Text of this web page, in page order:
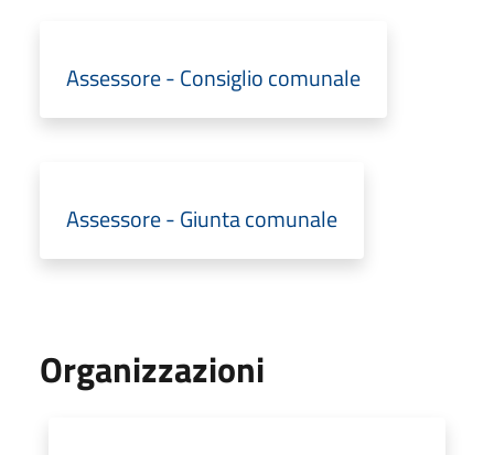
Assessore - Consiglio comunale
Assessore - Giunta comunale
Organizzazioni